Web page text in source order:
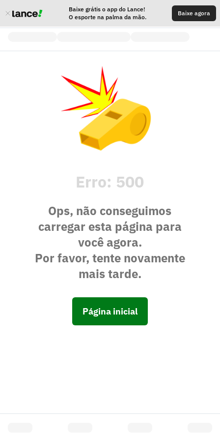
Baixe grátis o app do Lance!
O esporte na palma da mão.
Baixe agora
Erro: 500
Ops, não conseguimos
carregar esta página para
você agora.
Por favor, tente novamente
mais tarde.
Página inicial